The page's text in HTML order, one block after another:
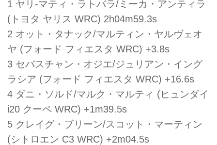
1 ヤリ-マティ・ラトバラ/ミーカ・アンティラ
(トヨタ ヤリス WRC) 2h04m59.3s
2 オット・タナック/マルティン・ヤルヴェオ
ヤ (フォード フィエスタ WRC) +3.8s
3 セバスチャン・オジエ/ジュリアン・イング
ラシア (フォード フィエスタ WRC) +16.6s
4 ダニ・ソルド/マルク・マルティ (ヒュンダイ
i20 クーペ WRC) +1m39.5s
5 クレイグ・ブリーン/スコット・マーティン
(シトロエン C3 WRC) +2m04.5s